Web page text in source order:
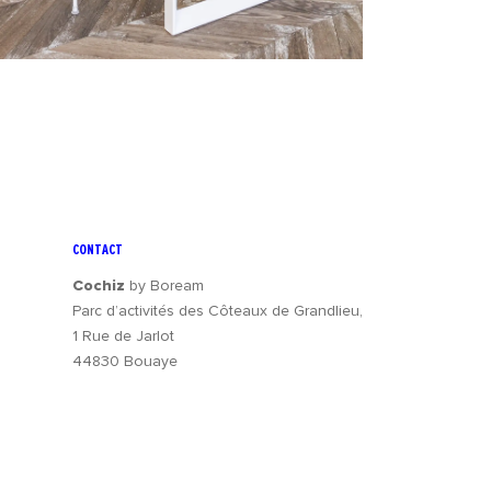
CONTACT
Cochiz by Boream
Parc d’activités des Côteaux de Grandlieu,
1 Rue de Jarlot
44830 Bouaye